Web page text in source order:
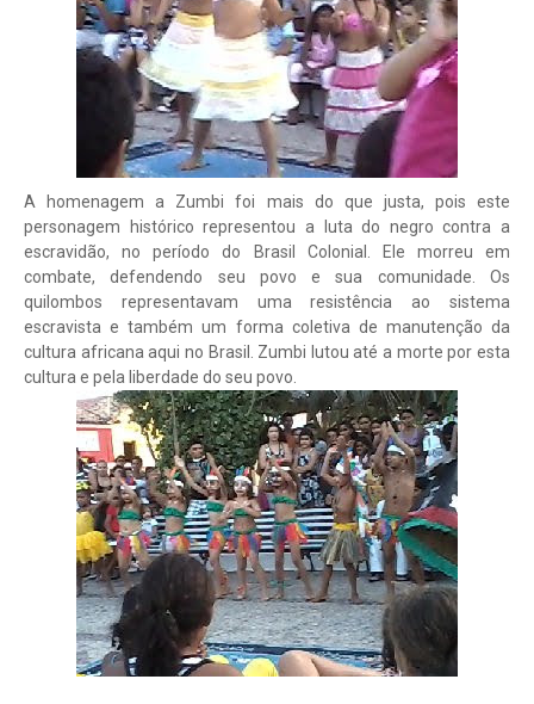
A homenagem a Zumbi foi mais do que justa, pois este
personagem histórico representou a luta do negro contra a
escravidão, no período do Brasil Colonial. Ele morreu em
combate, defendendo seu povo e sua comunidade. Os
quilombos representavam uma resistência ao sistema
escravista e também um forma coletiva de manutenção da
cultura africana aqui no Brasil. Zumbi lutou até a morte por esta
cultura e pela liberdade do seu povo.